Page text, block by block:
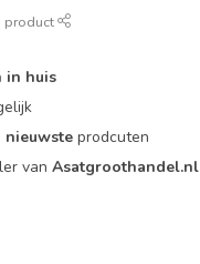
product
in huis
nieuwste prodcuten
vanAsatgroothandel.nl